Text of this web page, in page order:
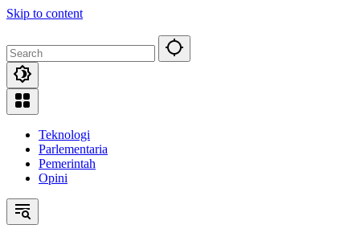
Skip to content
Teknologi
Parlementaria
Pemerintah
Opini